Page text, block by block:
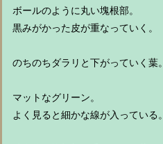
ボールのように丸い塊根部。
黒みがかった皮が重なっていく。
のちのちダラリと下がっていく葉。
マットなグリーン。
よく見ると細かな線が入っている。